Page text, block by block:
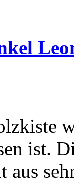
ist.
aus